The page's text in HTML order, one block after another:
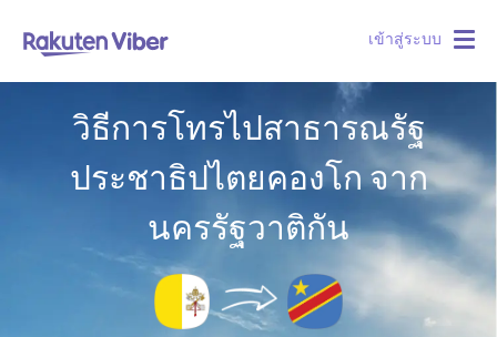
เข้าสู่ระบบ
วิธีการโทรไปสาธารณรัฐ
ประชาธิปไตยคองโก จาก
นครรัฐวาติกัน